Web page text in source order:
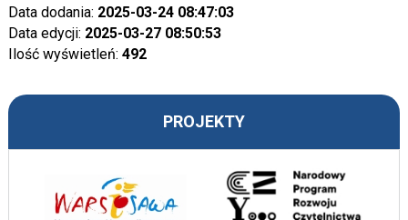
Data dodania: 2025-03-24 08:47:03
Data edycji: 2025-03-27 08:50:53
Ilość wyświetleń: 492
PROJEKTY